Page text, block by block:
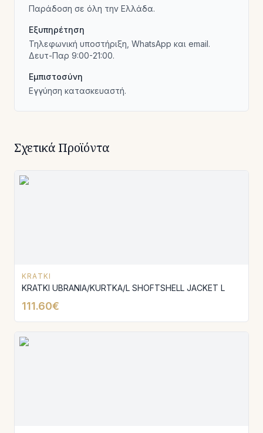
Παράδοση σε όλη την Ελλάδα.
Εξυπηρέτηση
Τηλεφωνική υποστήριξη, WhatsApp και email.
Δευτ-Παρ 9:00-21:00.
Εμπιστοσύνη
Εγγύηση κατασκευαστή.
Σχετικά Προϊόντα
KRATKI
KRATKI UBRANIA/KURTKA/L SHOFTSHELL JACKET L
111.60€